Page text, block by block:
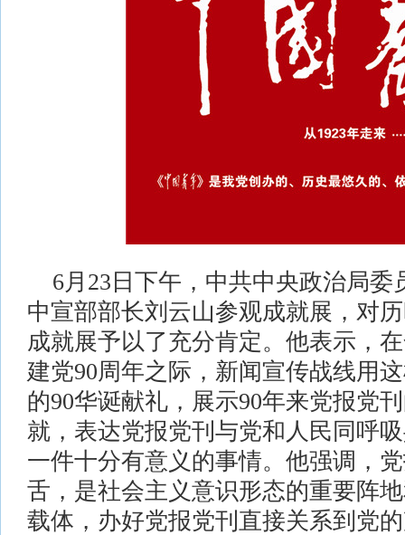
6月23日下午，中共中央政治局
中宣部部长刘云山参观成就展，对
成就展予以了充分肯定。他表示，
建党90周年之际，新闻宣传战线用
的90华诞献礼，展示90年来党报党
就，表达党报党刊与党和人民同呼
一件十分有意义的事情。他强调，
舌，是社会主义意识形态的重要阵
载体，办好党报党刊直接关系到党